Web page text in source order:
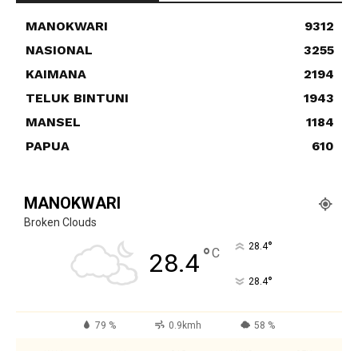
MANOKWARI
9312
NASIONAL
3255
KAIMANA
2194
TELUK BINTUNI
1943
MANSEL
1184
PAPUA
610
MANOKWARI
Broken Clouds
28.4°C 28.4°
28.4°
79 % 0.9kmh 58 %